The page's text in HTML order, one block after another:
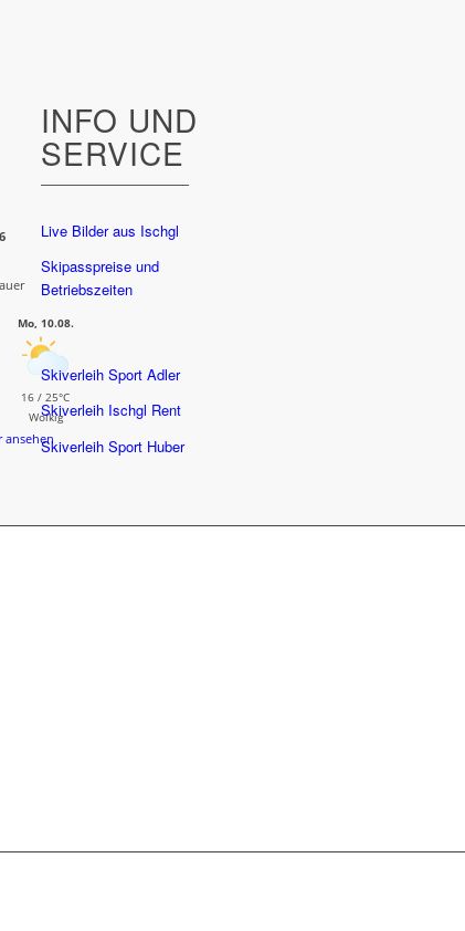
Mo, 10.08.
16 / 25°C
Wolkig
ansehen
INFO UND
SERVICE
Live Bilder aus Ischgl
Skipasspreise und
Betriebszeiten
Skiverleih Sport Adler
Skiverleih Ischgl Rent
Skiverleih Sport Huber